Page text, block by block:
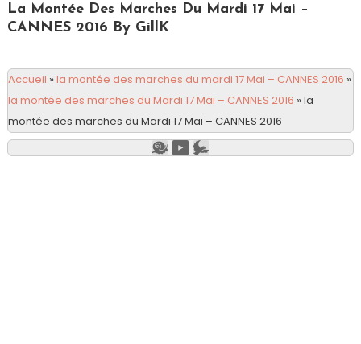
La Montée Des Marches Du Mardi 17 Mai –
CANNES 2016 By GillK
Accueil »la montée des marches du mardi 17 Mai – CANNES 2016 »
la montée des marches du Mardi 17 Mai – CANNES 2016 »la
montée des marches du Mardi 17 Mai – CANNES 2016